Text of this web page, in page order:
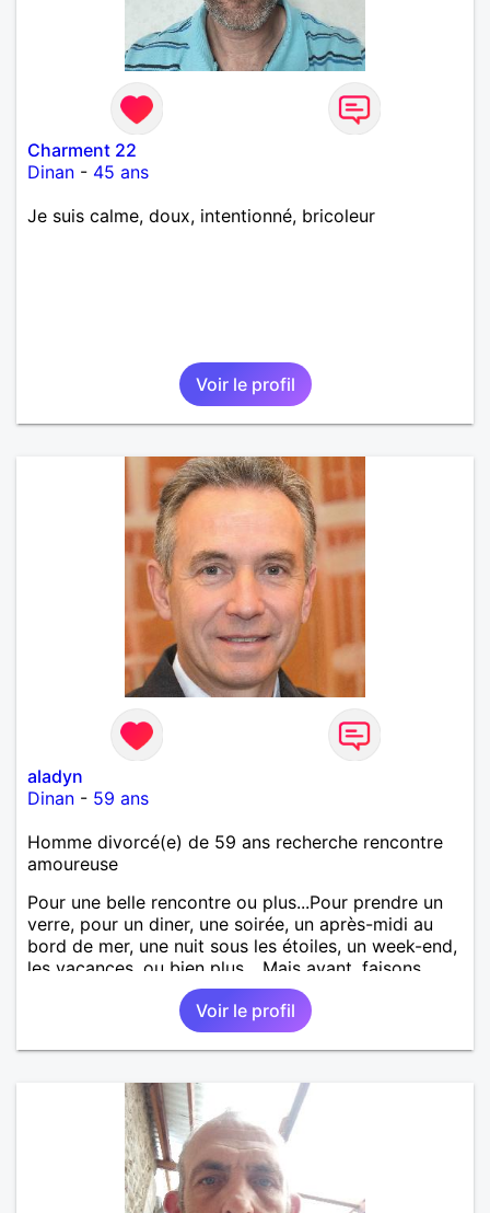
Charment 22
Dinan - 45 ans
Je suis calme, doux, intentionné, bricoleur
Voir le profil
aladyn
Dinan - 59 ans
Homme divorcé(e) de 59 ans recherche rencontre
amoureuse
Pour une belle rencontre ou plus...Pour prendre un
verre, pour un diner, une soirée, un après-midi au
bord de mer, une nuit sous les étoiles, un week-end,
les vacances, ou bien plus... Mais avant, faisons
Voir le profil